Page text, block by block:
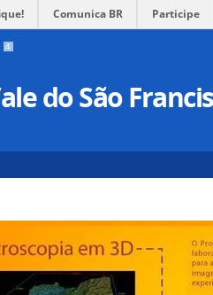
Comunica BR Participe
4
do São